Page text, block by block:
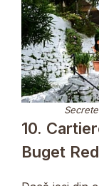
10.
Buget